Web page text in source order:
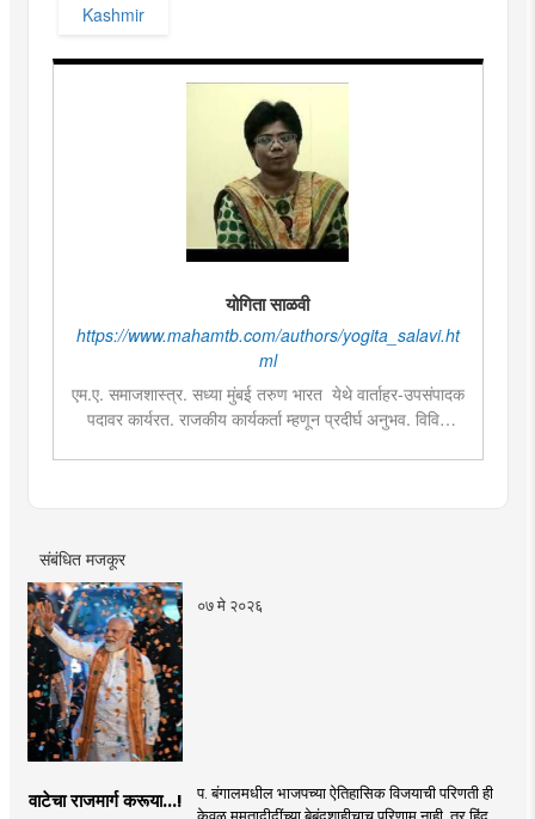
Kashmir
योगिता साळवी
https://www.mahamtb.com/authors/yogita_salavi.ht
ml
एम.ए. समाजशास्त्र. सध्या मुंबई तरुण भारत येथे वार्ताहर-उपसंपादक
पदावर कार्यरत. राजकीय कार्यकर्ता म्हणून प्रदीर्घ अनुभव. विविध
मुंबई तरुण भारतमधील लोकप्रिय सदराच्या लेखिका.
संबंधित मजकूर
०७ मे २०२६
वाटेचा राजमार्ग करूया...!
प. बंगालमधील भाजपच्या ऐतिहासिक विजयाची परिणती ही